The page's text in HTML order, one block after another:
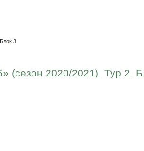
3
(сезон 2020/2021). Тур 2.